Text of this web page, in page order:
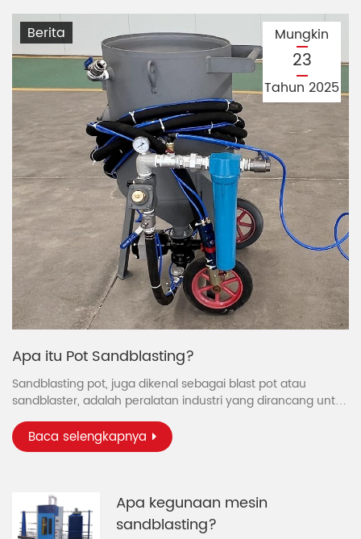
Berita Mungkin
23
Tahun 2025
Apa itu Pot Sandblasting?
Sandblasting pot, juga dikenal sebagai blast pot atau
sandblaster, adalah peralatan industri yang dirancang untuk
persiapan, pembersihan, dan penyelesaian permukaan
dengan mendorong material abrasif bertekanan tinggi ke
permukaan target. Proses ini, yang dikenal sebagai
pembuatan kapal, dan konstruksi untuk menghilangkan
karat, cat, korosi, dan kontaminan lainnya.
Baca selengkapnya
Apa kegunaan mesin
sandblasting?